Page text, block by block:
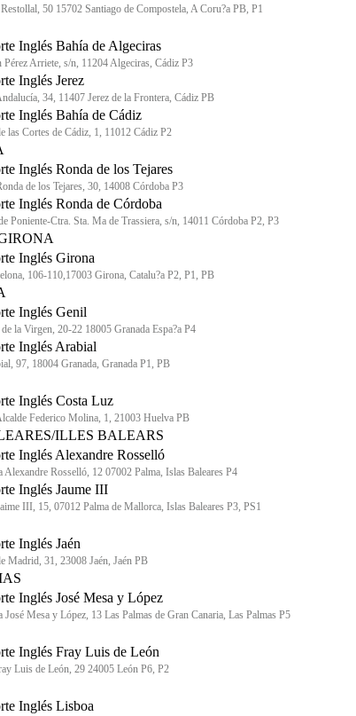
50 15702 Santiago de Compostela, A Coru?a PB, P1
Inglés Bahía de Algeciras
Pérez Arriete, s/n, 11204 Algeciras, Cádiz P3
Inglés Jerez
34, 11407 Jerez de la Frontera, Cádiz PB
Inglés Bahía de Cádiz
las Cortes de Cádiz, 1, 11012 Cádiz P2
Inglés Ronda de los Tejares
de los Tejares, 30, 14008 Córdoba P3
Inglés Ronda de Córdoba
Poniente-Ctra. Sta. Ma de Trassiera, s/n, 14011 Córdoba P2, P3
Inglés Girona
106-110,17003 Girona, Catalu?a P2, P1, PB
Inglés Genil
la Virgen, 20-22 18005 Granada Espa?a P4
Inglés Arabial
97, 18004 Granada, Granada P1, PB
Inglés Costa Luz
Federico Molina, 1, 21003 Huelva PB
ILLES BALEARS
Inglés Alexandre Rosselló
Alexandre Rosselló, 12 07002 Palma, Islas Baleares P4
Inglés Jaume III
III, 15, 07012 Palma de Mallorca, Islas Baleares P3, PS1
Inglés Jaén
Madrid, 31, 23008 Jaén, Jaén PB
Inglés José Mesa y López
José Mesa y López, 13 Las Palmas de Gran Canaria, Las Palmas P5
Inglés Fray Luis de León
Luis de León, 29 24005 León P6, P2
Inglés Lisboa